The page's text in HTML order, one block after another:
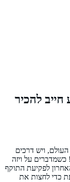
להכיר
ויש דרכים
על ויזה
לפקיעת התוקף
כדי לחצות את